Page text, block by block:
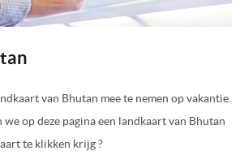
van Bhutan mee te nemen op vakantie.
we op deze pagina een landkaart van Bhutan
te klikken krijg ?